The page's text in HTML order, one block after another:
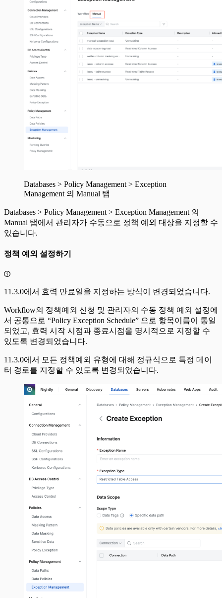
Databases > Policy Management > Exception
Management 의 Manual 탭
Databases > Policy Management > Exception Management 의
Manual 탭에서 관리자가 수동으로 정책 예외 대상을 지정할 수
있습니다.
정책 예외 설정하기
11.3.0에서 효력 만료일을 지정하는 방식이 변경되었습니다.
Workflow의 정책예외 신청 및 관리자의 수동 정책 예외 설정에
서 공통으로 “Policy Exception Schedule” 으로 항목이름이 통일
되었고, 효력 시작 시점과 종료시점을 명시적으로 지정할 수
있도록 변경되었습니다.
11.3.0에서 모든 정책예외 유형에 대해 정규식으로 특정 데이
터 경로를 지정할 수 있도록 변경되었습니다.